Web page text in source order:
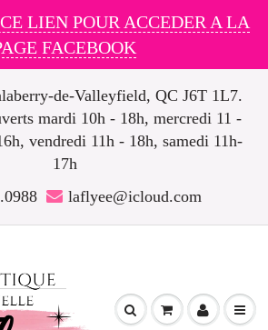
LIEN POUR ACCEDER A LA
FACEBOOK
de-Valleyfield, QC J6T 1L7.
mardi 10h - 18h, mercredi 11 -
vendredi 11h - 18h, samedi 11h-
17h
laflyee@icloud.com